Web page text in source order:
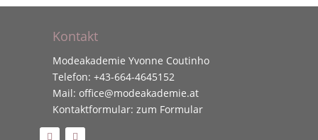
Kontakt
Modeakademie Yvonne Coutinho
Telefon: +43-664-4645152
Mail: office@modeakademie.at
Kontaktformular: zum Formular